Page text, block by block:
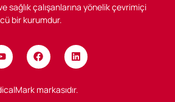
sağlık çalışanlarına yönelik çevrimiçi
bir kurumdur.
markasıdır.